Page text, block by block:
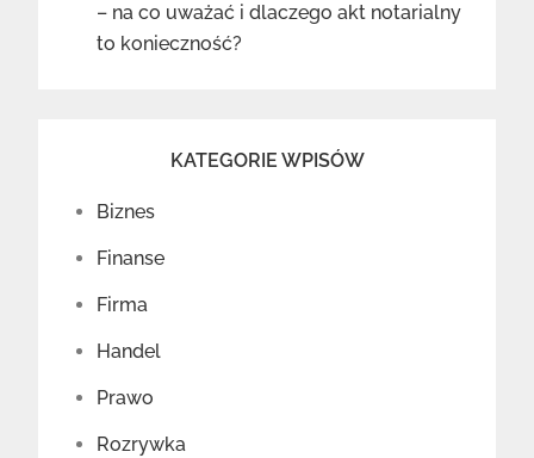
– na co uważać i dlaczego akt notarialny
to konieczność?
KATEGORIE WPISÓW
Biznes
Finanse
Firma
Handel
Prawo
Rozrywka